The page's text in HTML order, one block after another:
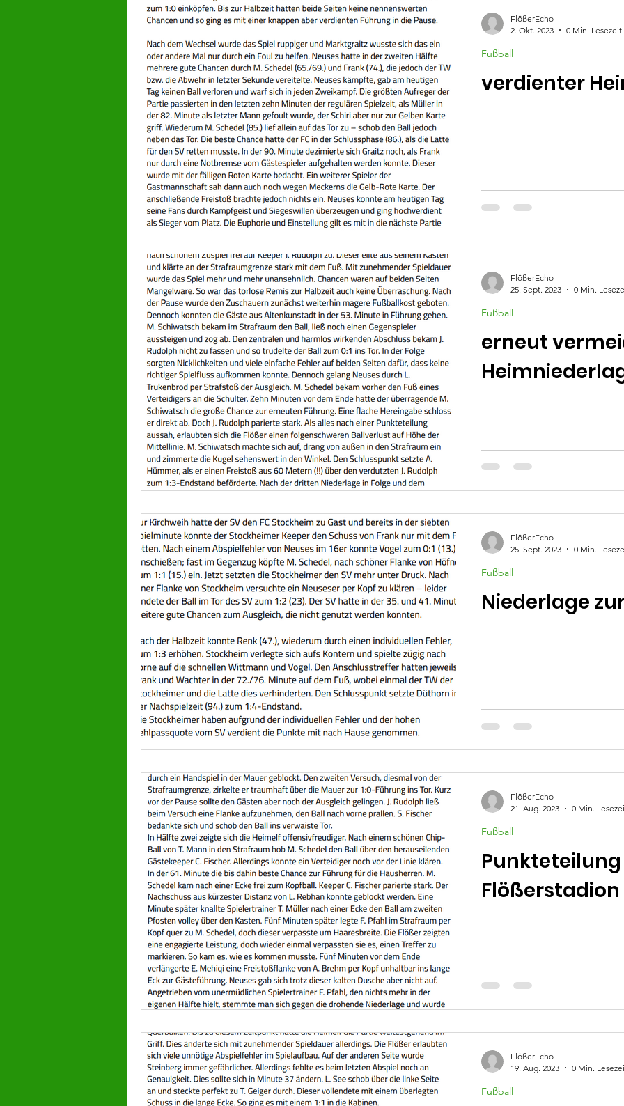
verdienter
Fußball
FlößerEcho
2. Okt. 2023
0 Min. Lesezeit
erneut
Fußball
FlößerEcho
25. Sept. 2023
0 Min.
Niederlage
Fußball
FlößerEcho
25. Sept. 2023
0 Min.
Flößerstadion
Fußball
FlößerEcho
21. Aug. 2023
0 Min.
Fußball
FlößerEcho
19. Aug. 2023
0 Min.